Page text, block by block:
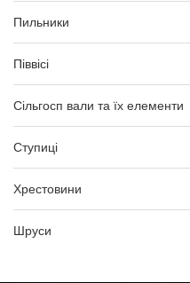
Пильники
Піввісі
Сільгосп вали та їх елементи
Ступиці
Хрестовини
Шруси